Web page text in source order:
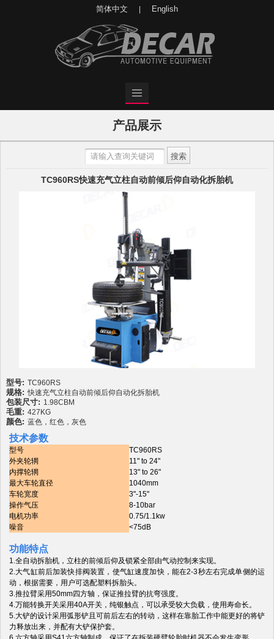
简体中文 English
产品展示
TC960RS快速充气立柱自动前倾后仰自动化拆胎机
型号: TC960RS
规格: 快速充气立柱自动前倾后仰自动化拆胎机
包装尺寸: 1.98CBM
毛重: 427KG
颜色: 蓝色，红色，灰色
技术参数
型号
TC960RS
外夹轮辋
11" to 24"
内撑轮辋
13" to 26"
最大车轮直径
1040mm
车轮宽度
3"-15"
操作气压
8-10bar
电机功率
0.75/1.1kw
噪音
<75dB
功能特点
1.全自动拆胎机，立柱的前倾后仰及锁紧全部由气动控制来实现。
2.大气缸前后加装快排阀装置，使气缸速度加快，能在2-3秒左右完成单侧的运
动，根据需要，用户可选配塑料拆胎头。
3.推拉臂采用50mm四方轴，保证推拉臂的抗弯强度。
4.万能转换开关采用40A开关，纯银触点，可以承受较大负载，使用寿命长。
5.大铲的设计采用弧形铲且可前后左右的转动，这样在靠胎工作中能更好的将铲
力释放出来，并配有大铲保护套。